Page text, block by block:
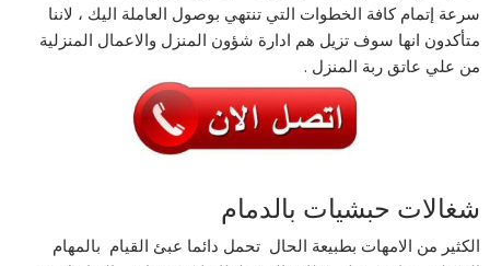
سرعة إتمام كافة الخطوات التي تنتهي بوصول العاملة اليك ، لاننا
متأكدون انها سوف تزيل هم ادارة شؤون المنزل والاعمال المنزلية
من علي عاتق ربة المنزل .
شغالات حبشيات بالدمام
الكثير من الامهات بطبيعة الحال تحمل دائما عبئ القيام بالمهام